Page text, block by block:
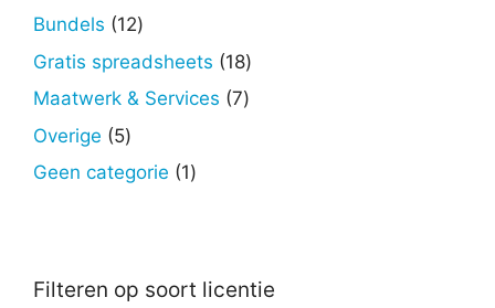
Bundels 1212
producten
Gratis spreadsheets 1818
producten
Maatwerk & Services 77
Overige 55
producten
Geen categorie 11
Filteren op soort licentie